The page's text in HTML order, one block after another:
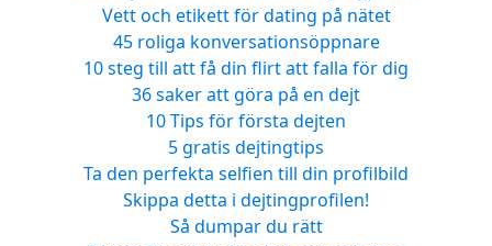
Vett och etikett för dating på nätet
45 roliga konversationsöppnare
10 steg till att få din flirt att falla för dig
36 saker att göra på en dejt
10 Tips för första dejten
5 gratis dejtingtips
Ta den perfekta selfien till din profilbild
Skippa detta i dejtingprofilen!
Så dumpar du rätt